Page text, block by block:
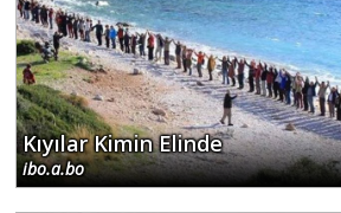
Kıyılar Kimin Elinde
ibo.a.bo